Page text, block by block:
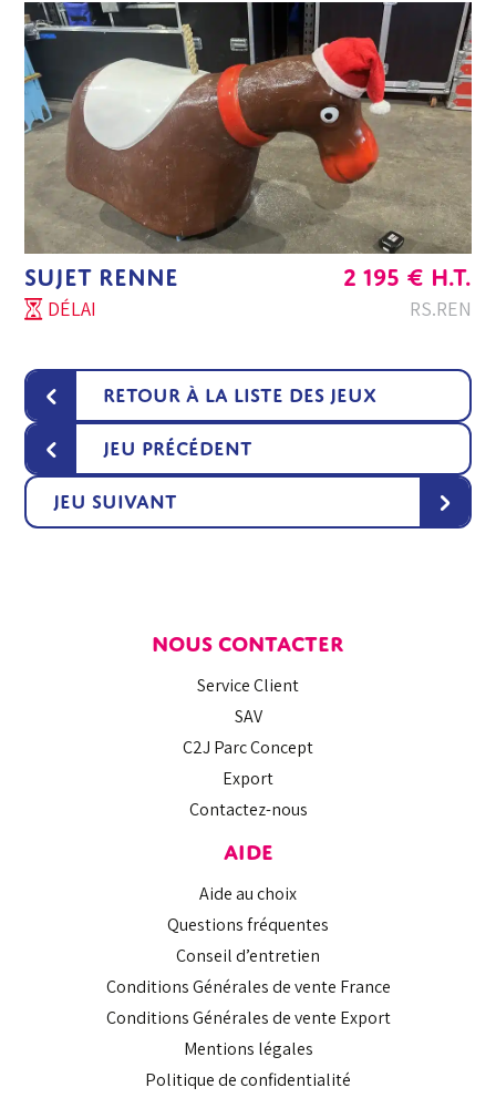
‹ Retour à la liste des jeux
‹ Jeu précédent
Jeu suivant ›
SUJET RENNE 2 195 € H.T.
DÉLAI RS.REN
NOUS CONTACTER
Service Client
SAV
C2J Parc Concept
Export
Contactez-nous
AIDE
Aide au choix
Questions fréquentes
Conseil d’entretien
Conditions Générales de vente France
Conditions Générales de vente Export
Mentions légales
Politique de confidentialité